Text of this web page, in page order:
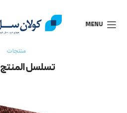
MENU
منتجات
تسلسل المنتج ۷۰۹۰